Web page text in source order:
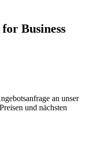
Business
an unser
und nächsten